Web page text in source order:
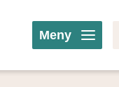
Meny